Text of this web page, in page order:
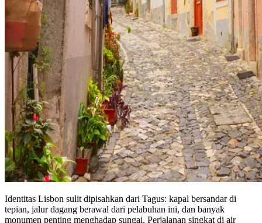
Identitas Lisbon sulit dipisahkan dari Tagus: kapal bersandar di
tepian, jalur dagang berawal dari pelabuhan ini, dan banyak
monumen penting menghadap sungai. Perjalanan singkat di air